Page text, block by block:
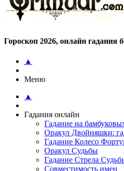
Гороскоп 2026, онлайн гадания
▲
Меню
▲
Гадания онлайн
Гадание на
Оракул Двойняшки:
Гадание Колесо
Оракул Судьбы
Гадание Стрела
Совместимость имен